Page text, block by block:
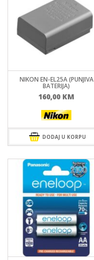
NIKON EN-EL25A (PUNJIVA
BATERIJA)
160,00 KM
DODAJ U KORPU